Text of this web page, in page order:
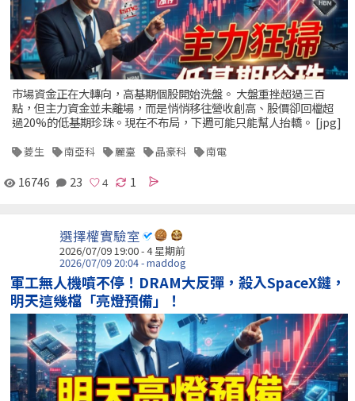
市場資金正在大轉向，高基期個股開始洗盤。 大盤重挫超過三百
點，但主力資金並未離場，而是悄悄移往營收創高、股價卻回檔超
過20%的低基期珍珠。現在不布局，下週可能只能幫人抬轎。 [jpg]
菱生 南亞科 麗臺 晶豪科 南電
16746 23 1
選擇權實驗室
2026/07/09 19:00 - 4 星期前
2026/07/09 20:04 - maddog
軍工無人機噴不停！DRAM大反彈，殺入SpaceX鏈，
明天這幾檔「亮燈預備」！